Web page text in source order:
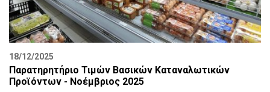
18/12/2025
Παρατηρητήριο Τιμών Βασικών Καταναλωτικών
Προϊόντων - Νοέμβριος 2025